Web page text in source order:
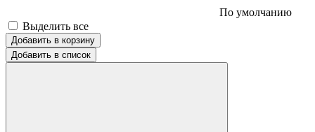
По умолчанию
Выделить все
Добавить в корзину
Добавить в список